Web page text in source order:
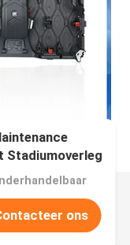
Stadiumoverleg
ons